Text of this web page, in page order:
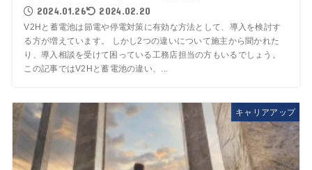
2024.01.26 2024.02.20
V2Hと蓄電池は節電や停電対策に有効な方法として、導入を検討す
る方が増えています。 しかし2つの違いについて施主から聞かれた
り、導入相談を受けて困っている工務店担当の方もいるでしょう。
この記事ではV2Hと蓄電池の違い、...
キャリアアップ